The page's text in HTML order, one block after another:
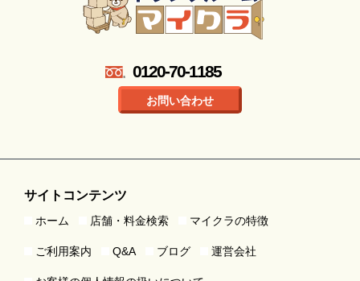
0120-70-1185
お問い合わせ
サイトコンテンツ
ホーム 店舗・料金検索 マイクラの特徴
ご利用案内 Q&A ブログ 運営会社